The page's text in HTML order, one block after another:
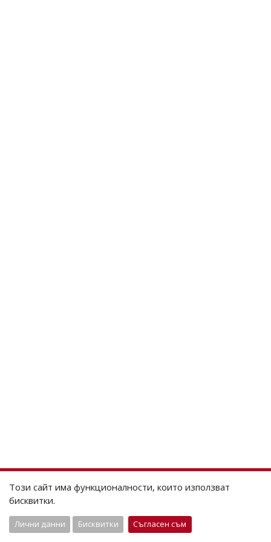
Този сайт има функционалности, които използват
бисквитки.
Лични данни Бисквитки Съгласен съм